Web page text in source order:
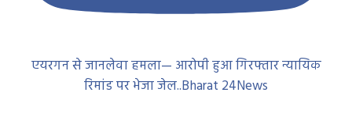
एयरगन से जानलेवा हमला— आरोपी हुआ गिरफ्तार न्यायिक
रिमांड पर भेजा जेल..Bharat 24News